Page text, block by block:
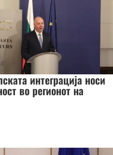
интеграција носи
во регионот на